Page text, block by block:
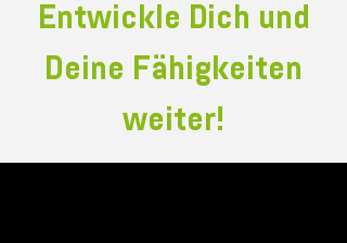
Entwickle Dich und
Deine Fähigkeiten
weiter!